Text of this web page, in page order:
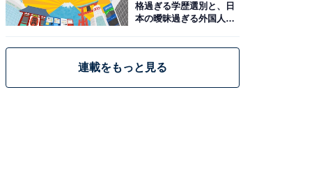
格過ぎる学歴選別と、日
本の曖昧過ぎる外国人政
連載をもっと見る